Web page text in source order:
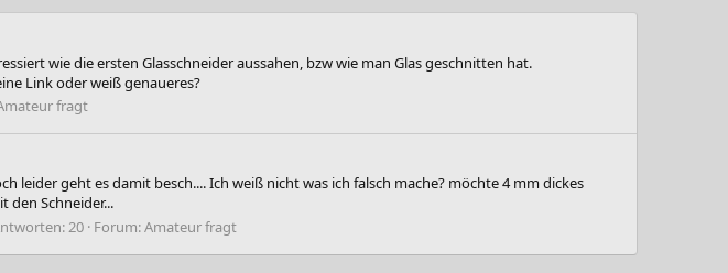
wie die ersten Glasschneider aussahen, bzw wie man Glas geschnitten hat.
Link oder weiß genaueres?
fragt
leider geht es damit besch.... Ich weiß nicht was ich falsch mache? möchte 4 mm dickes
den Schneider...
20 Forum:Amateur fragt